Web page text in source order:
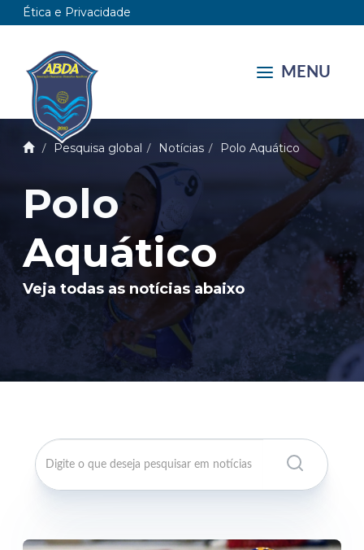
Ética e Privacidade
MENU
Pesquisa global Notícias Polo Aquático
Polo
Aquático
Veja todas as notícias abaixo